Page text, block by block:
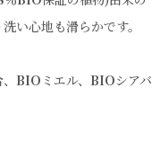
い心地も滑らかです。
BIO ミエル、 BIOシアバ